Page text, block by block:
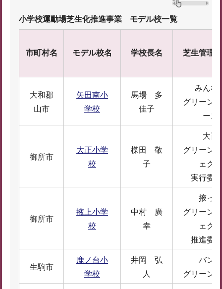
小学校運動場芝生化推進事業 モデル校一覧
市町村名 モデル校名 学校長名 芝生管理
大和郡
山市
矢田南小
学校
馬場 多
佳子
みんな
グリーン
ーズ
御所市
大正小学
校
楳田 敬
子
大正
グリーン
ェクト
実行委
御所市
掖上小学
校
中村 廣
幸
掖っ子
グリーン
ェクト
推進委
生駒市
鹿ノ台小
学校
井岡 弘
人
バンビ
グリーン